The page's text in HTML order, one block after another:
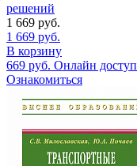
решений
1 669 руб.
1 669 руб.
В корзину
669 руб. Онлайн доступ
Ознакомиться